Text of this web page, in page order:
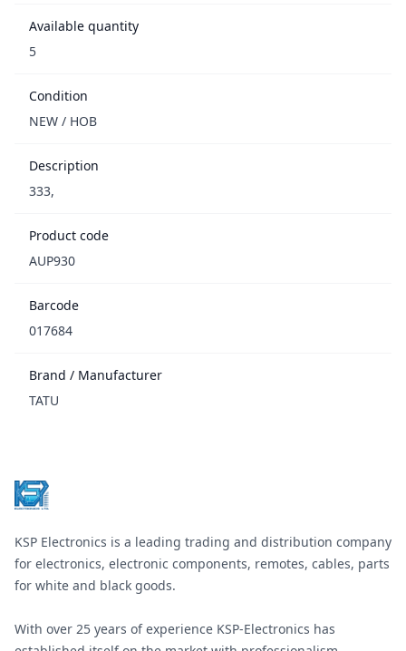
Available quantity
5
Condition
NEW / НОВ
Description
333,
Product code
AUP930
Barcode
017684
Brand / Manufacturer
TATU
KSP Electronics is a leading trading and distribution company
for electronics, electronic components, remotes, cables, parts
for white and black goods.
With over 25 years of experience KSP-Electronics has